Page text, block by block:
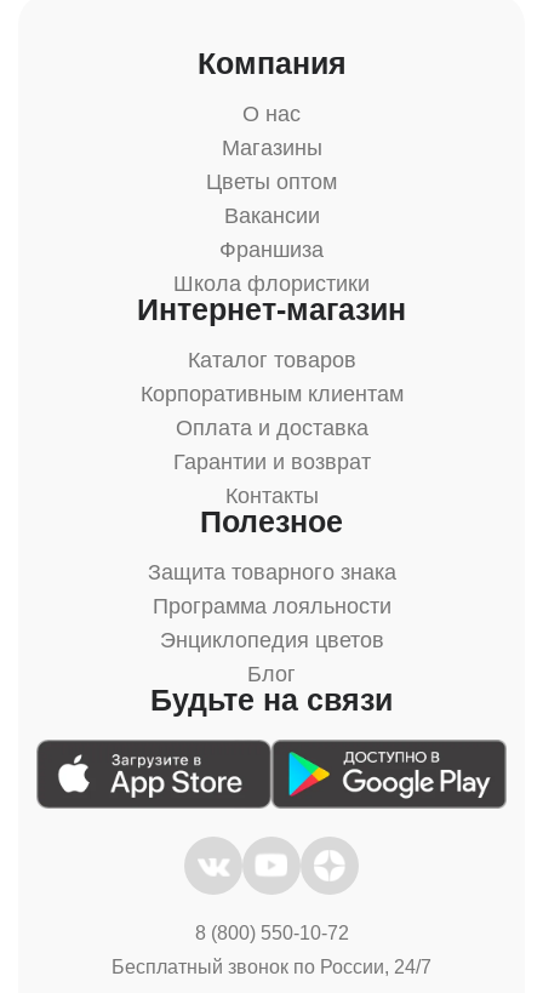
Компания
О нас
Магазины
Цветы оптом
Вакансии
Франшиза
Школа флористики
Интернет-магазин
Каталог товаров
Корпоративным клиентам
Оплата и доставка
Гарантии и возврат
Контакты
Полезное
Защита товарного знака
Программа лояльности
Энциклопедия цветов
Блог
Будьте на связи
8 (800) 550-10-72
Бесплатный звонок по России, 24/7